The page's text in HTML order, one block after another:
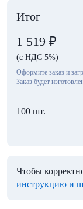
Итог
1 519 ₽
(с НДС 5%)
Оформите заказ и
Заказ будет
100 шт.
Чтобы
инструкцию и